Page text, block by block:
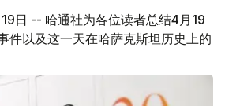
日 -- 哈通社为各位读者总结4月19
件以及这一天在哈萨克斯坦历史上的